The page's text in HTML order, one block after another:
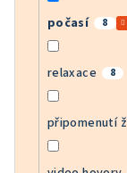
počasí 8
relaxace 8
připomenutí